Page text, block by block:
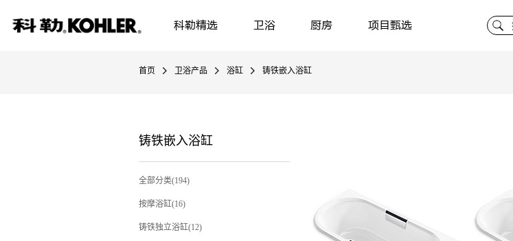
科勒精选 卫浴 厨房 项目甄选
首页 卫浴产品 浴缸 铸铁嵌入浴缸
铸铁嵌入浴缸
全部分类(194)
按摩浴缸(16)
铸铁独立浴缸(12)